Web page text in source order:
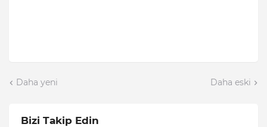
Daha yeni Daha eski
Bizi Takip Edin